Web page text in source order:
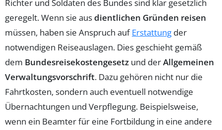
Richter und Soldaten des Bundes sind klar gesetzlich
geregelt. Wenn sie ausdientlichen Gründen reisen
müssen, haben sie Anspruch aufErstattung der
notwendigen Reiseauslagen. Dies geschieht gemäß
dem Bundesreisekostengesetz und derAllgemeinen
Verwaltungsvorschrift. Dazu gehören nicht nur die
Fahrtkosten, sondern auch eventuell notwendige
Übernachtungen und Verpflegung. Beispielsweise,
wenn ein Beamter für eine Fortbildung in eine andere